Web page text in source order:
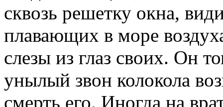
сквозь решетку окна,
плавающих в море
слезы из глаз своих. Он
унылый звон колокола
смерть его. Иногда на